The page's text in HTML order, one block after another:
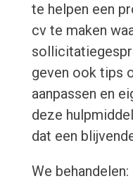
te helpen een
cv te maken
geven ook tips
aanpassen en
deze
dat een
We behandelen: